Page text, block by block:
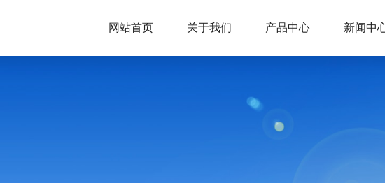
网站首页 关于我们 产品中心 新闻中